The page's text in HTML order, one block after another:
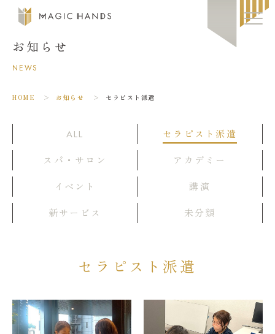
事業・サービス
教育・育成
メディア掲載
お知らせ
NEWS
HOME お知らせ セラピスト派遣
ALL
セラピスト派遣
スパ・サロン
アカデミー
イベント
講演
新サービス
未分類
セラピスト派遣